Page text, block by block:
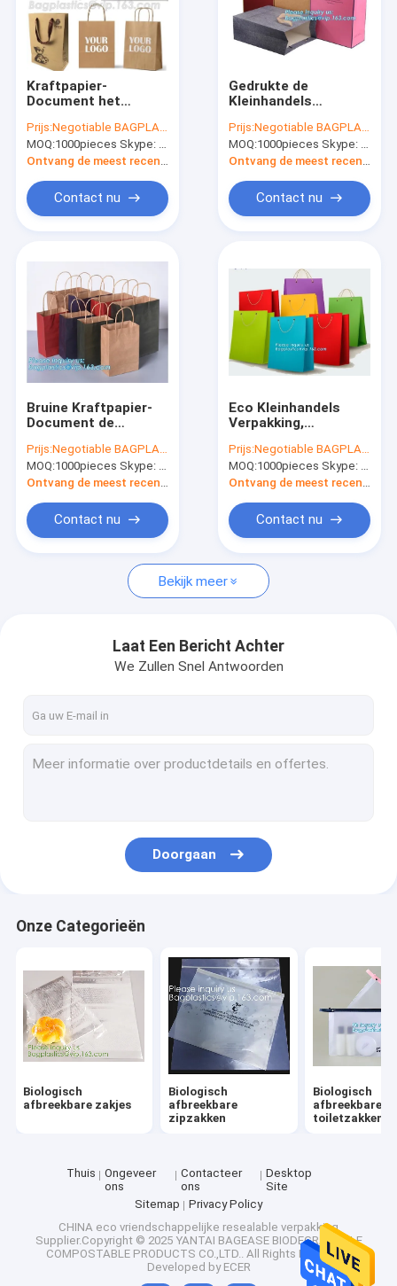
Biologisch afbreekbare postzakken
Biologisch afbreekbare het Winkelen Zakken
Biologisch afbreekbare Wasserijzakken
Composteerbare zakken met maïsstysel
Eco-tafelgerei Dinerware
Industriële verpakkingsmiddelen
Voorraad van tuinproducten
Herbruikbare duurzame zakken
Medisch verbruiksmateriaal
Verbruiksartikelen voor de automobielindustrie
Kraftzakken Papierdozen
Vervaardiging van de volgende:
PET-PRODUCTEN LEVERINGEN
Kraftpapier-
Document het
Linthandvatten,
Bowknot-het
Winkelen Zak
Prijs:Negotiable BAGPLASTICS@YAHOO.COM
MOQ:1000pieces Skype: mydearneil
Ontvang de meest recente Prijs
Contact nu
Gedrukte de
Kleinhandels
Verdraaide
Document van
Luxeeco Handvat het
Embleem
Prijs:Negotiable BAGPLASTICS@YAHOO.COM
MOQ:1000pieces Skype: mydearneil
Ontvang de meest recente Prijs
Contact nu
Bruine Kraftpapier-
Document de
Shopping Tote
Carrier van het
Zakhandvat
Prijs:Negotiable BAGPLASTICS@YAHOO.COM
MOQ:1000pieces Skype: mydearneil
Ontvang de meest recente Prijs
Contact nu
Eco Kleinhandels
Verpakking,
Document het
Document van de
Luxekleren van de
Prijs:Negotiable BAGPLASTICS@YAHOO.COM
MOQ:1000pieces Skype: mydearneil
Ontvang de meest recente Prijs
Contact nu
Bekijk meer
Laat Een Bericht Achter
We Zullen Snel Antwoorden
Doorgaan
Onze Categorieën
Biologisch
afbreekbare zakjes
Biologisch
afbreekbare
zipzakken
Biologisch
afbreekbare
toiletzakken
Thuis
Ongeveer
ons
Contacteer
ons
Desktop
Site
Sitemap
Privacy Policy
CHINA eco vriendschappelijke resealable verpakking
Supplier.Copyright © 2025 YANTAI BAGEASE BIODEGRADABLE
COMPOSTABLE PRODUCTS CO.,LTD.. All Rights Reserved.
Developed by ECER